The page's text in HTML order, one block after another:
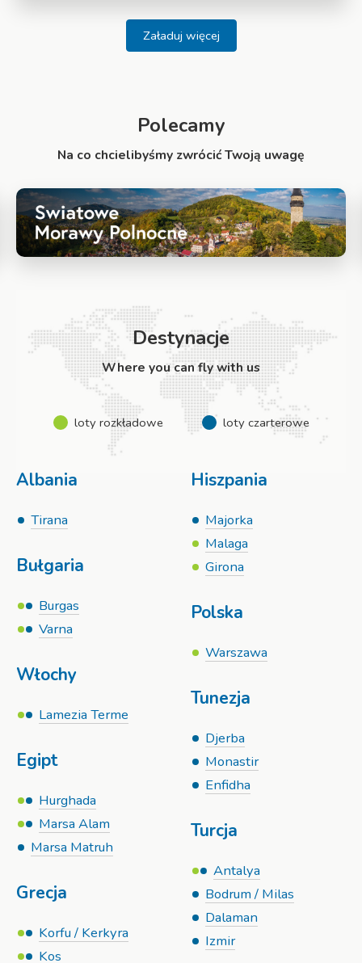
Załaduj więcej
Polecamy
Na co chcielibyśmy zwrócić Twoją uwagę
Destynacje
Where you can fly with us
loty rozkładowe loty czarterowe
Albania
Tirana
Bułgaria
Burgas
Varna
Włochy
Lamezia Terme
Egipt
Hurghada
Marsa Alam
Marsa Matruh
Grecja
Korfu / Kerkyra
Kos
Hiszpania
Majorka
Malaga
Girona
Polska
Warszawa
Tunezja
Djerba
Monastir
Enfidha
Turcja
Antalya
Bodrum / Milas
Dalaman
Izmir